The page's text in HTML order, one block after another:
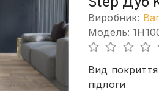
Виробник:
Модель:
Вид
підлоги